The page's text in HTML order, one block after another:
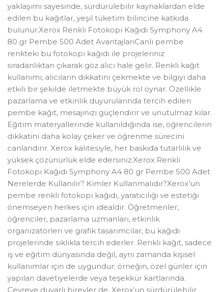
yaklaşımı sayesinde, sürdürülebilir kaynaklardan elde
edilen bu kağıtlar, yeşil tüketim bilincine katkıda
bulunur.Xerox Renkli Fotokopi Kağıdı Symphony A4
80 gr Pembe 500 Adet AvantajlarıCanlı pembe
renkteki bu fotokopi kağıdı ile projeleriniz
sıradanlıktan çıkarak göz alıcı hale gelir. Renkli kağıt
kullanımı, alıcıların dikkatini çekmekte ve bilgiyi daha
etkili bir şekilde iletmekte büyük rol oynar. Özellikle
pazarlama ve etkinlik duyurularında tercih edilen
pembe kağıt, mesajınızı güçlendirir ve unutulmaz kılar.
Eğitim materyallerinde kullanıldığında ise, öğrencilerin
dikkatini daha kolay çeker ve öğrenme sürecini
canlandırır. Xerox kalitesiyle, her baskıda tutarlılık ve
yüksek çözünürlük elde edersiniz.Xerox Renkli
Fotokopi Kağıdı Symphony A4 80 gr Pembe 500 Adet
Nerelerde Kullanılır? Kimler Kullanmalıdır?Xerox’un
pembe renkli fotokopi kağıdı, yaratıcılığı ve estetiği
önemseyen herkes için idealdir. Öğretmenler,
öğrenciler, pazarlama uzmanları, etkinlik
organizatörleri ve grafik tasarımcılar, bu kağıdı
projelerinde sıklıkla tercih ederler. Renkli kağıt, sadece
iş ve eğitim dünyasında değil, aynı zamanda kişisel
kullanımlar için de uygundur; örneğin, özel günler için
yapılan davetiyelerde veya teşekkür kartlarında.
Çevreye duyarlı bireyler de, Xerox’un sürdürülebilir